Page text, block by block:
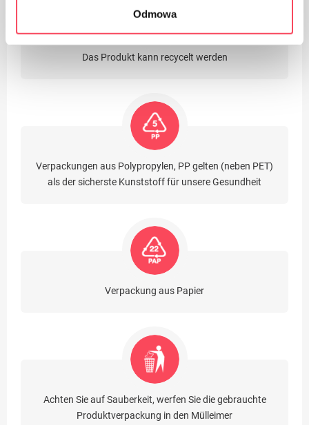
Odmowa
Das Produkt kann recycelt werden
Verpackungen aus Polypropylen, PP gelten (neben PET)
als der sicherste Kunststoff für unsere Gesundheit
Verpackung aus Papier
Achten Sie auf Sauberkeit, werfen Sie die gebrauchte
Produktverpackung in den Mülleimer